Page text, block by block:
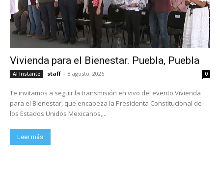
Vivienda para el Bienestar. Puebla, Puebla
Al Instante staff - 8 agosto, 2026 0
Te invitamos a seguir la transmisión en vivo del evento Vivienda
para el Bienestar, que encabeza la Presidenta Constitucional de
los Estados Unidos Mexicanos,...
Leer más